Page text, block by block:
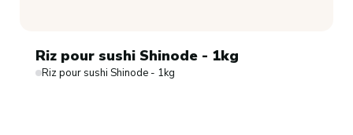
Riz pour sushi Shinode - 1kg
Riz pour sushi Shinode - 1kg